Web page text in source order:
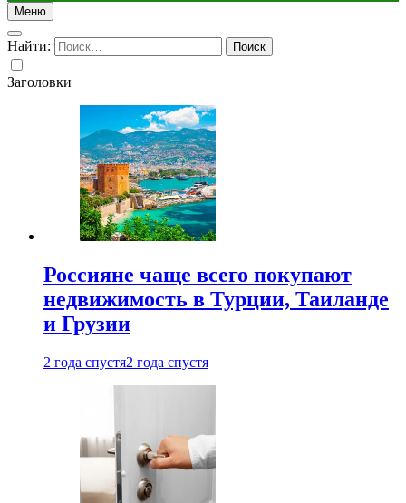
Меню
Найти:
Заголовки
Россияне чаще всего покупают
недвижимость в Турции, Таиланде
и Грузии
2 года спустя2 года спустя